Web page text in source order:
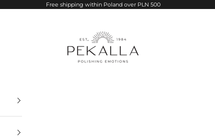
Free shipping within Poland over PLN 500